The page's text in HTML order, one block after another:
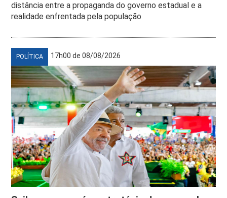
distância entre a propaganda do governo estadual e a
realidade enfrentada pela população
POLÍTICA 17h00 de 08/08/2026